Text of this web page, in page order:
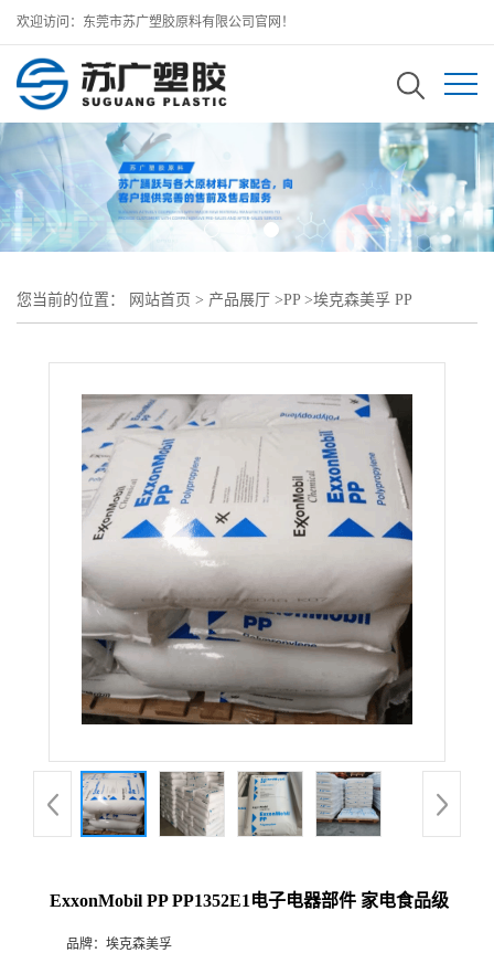
欢迎访问：东莞市苏广塑胶原料有限公司官网！
您当前的位置： 网站首页 > 产品展厅 >PP >埃克森美孚 PP
ExxonMobil PP PP1352E1电子电器部件 家电食品级
品牌： 埃克森美孚